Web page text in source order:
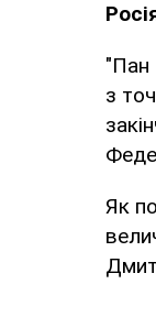
"Пан
з
Як